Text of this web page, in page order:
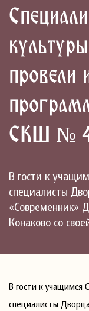
провели
СКШ №
В гости к
специалисты
«Современник»
Конаково со
В гости к учащимся
специалисты